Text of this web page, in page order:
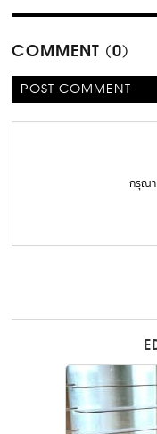
COMMENT (0)
POST COMMENT
กรุณ